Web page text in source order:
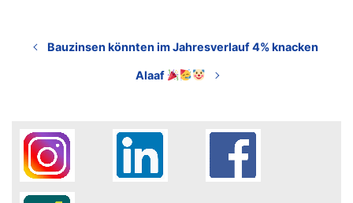
Bauzinsen könnten im Jahresverlauf 4% knacken
Alaaf